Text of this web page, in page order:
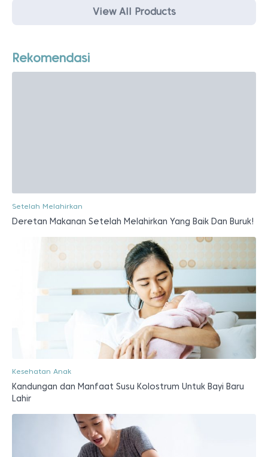
View All Products
Rekomendasi
Setelah Melahirkan
Deretan Makanan Setelah Melahirkan Yang Baik Dan Buruk!
Kesehatan Anak
Kandungan dan Manfaat Susu Kolostrum Untuk Bayi Baru
Lahir